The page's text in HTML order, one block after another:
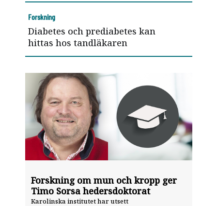
Forskning om mun och kropp ger
Timo Sorsa hedersdoktorat
Karolinska institutet har utsett
Diabetes och prediabetes kan
hittas hos tandläkaren
Forskning